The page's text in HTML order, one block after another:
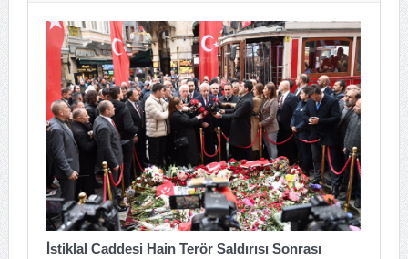
İstiklal Caddesi Hain Terör Saldırısı Sonrası